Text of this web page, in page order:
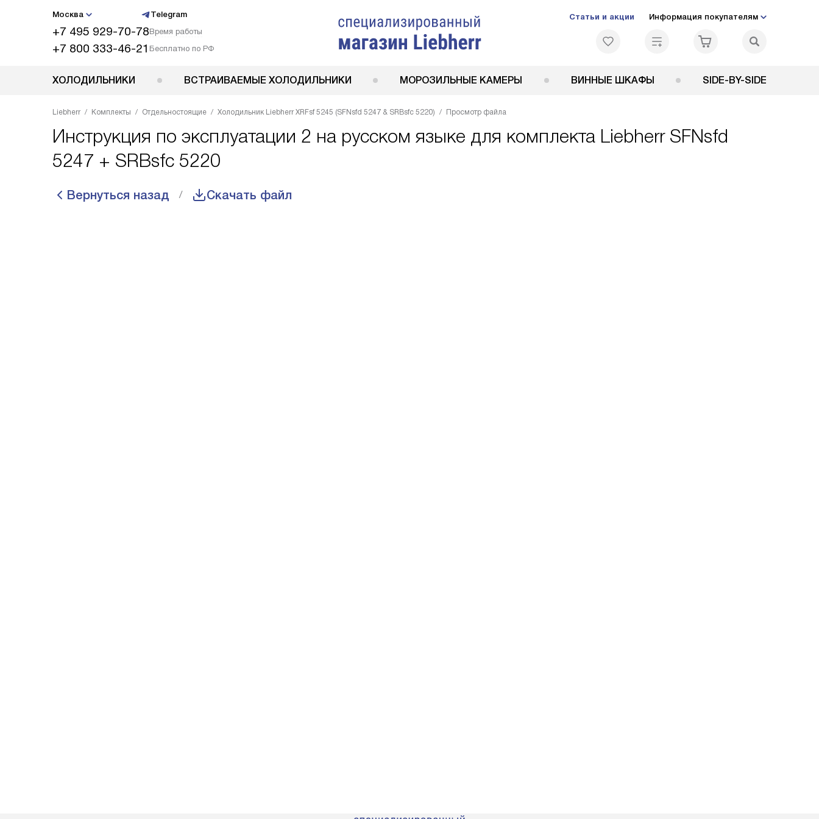
Москва Telegram
+7 495 929-70-78Время работы
+7 800 333-46-21 Бесплатно по РФ
Статьи и акции Информация покупателям
ХОЛОДИЛЬНИКИ ВСТРАИВАЕМЫЕ ХОЛОДИЛЬНИКИ МОРОЗИЛЬНЫЕ КАМЕРЫ ВИННЫЕ ШКАФЫ SIDE-BY-SIDE
Liebherr Комплекты Отдельностоящие Холодильник Liebherr XRFsf 5245 (SFNsfd 5247 & SRBsfc 5220) Просмотр файла
Инструкция по эксплуатации 2 на русском языке для комплекта Liebherr SFNsfd
5247 + SRBsfc 5220
Вернуться назад Скачать файл